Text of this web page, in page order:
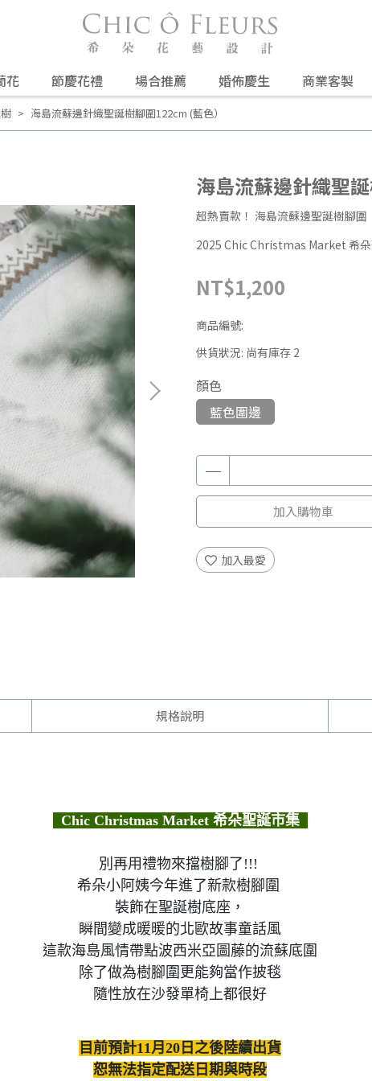
花 節慶花禮 場合推薦 婚佈慶生 商業客製
海島流蘇邊針織聖誕樹腳圍122cm (藍色）
海島流蘇邊針織聖
超熱賣款！ 海島流蘇邊聖誕樹腳圍
2025 Chic Christmas Market 希
NT$1,200
商品編號:
供貨狀況: 尚有庫存 2
顏色
藍色圍邊
加入購物車
加入最愛
規格說明
Chic Christmas Market 希朵聖誕市集
別再用禮物來擋樹腳了!!!
希朵小阿姨今年進了新款樹腳圍
裝飾在聖誕樹底座，
瞬間變成暖暖的北歐故事童話風
這款海島風情帶點波西米亞圖藤的流蘇底圍
除了做為樹腳圍更能夠當作披毯
隨性放在沙發單椅上都很好
目前預計11月20日之後陸續出貨
恕無法指定配送日期與時段